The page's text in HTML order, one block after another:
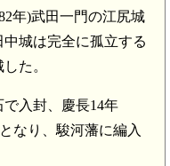
年)武田一門の江尻城
城は完全に孤立する
た。
入封、慶長14年
なり、駿河藩に編入